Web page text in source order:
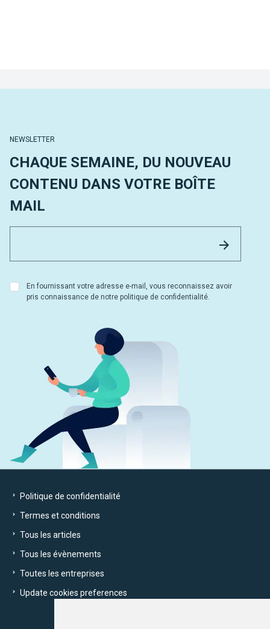
NEWSLETTER
CHAQUE SEMAINE, DU NOUVEAU
CONTENU DANS VOTRE BOÎTE
MAIL
En fournissant votre adresse e-mail, vous reconnaissez avoir
pris connaissance de notre politique de confidentialité.
Politique de confidentialité
Termes et conditions
Tous les articles
Tous les évènements
Toutes les entreprises
Update cookies preferences